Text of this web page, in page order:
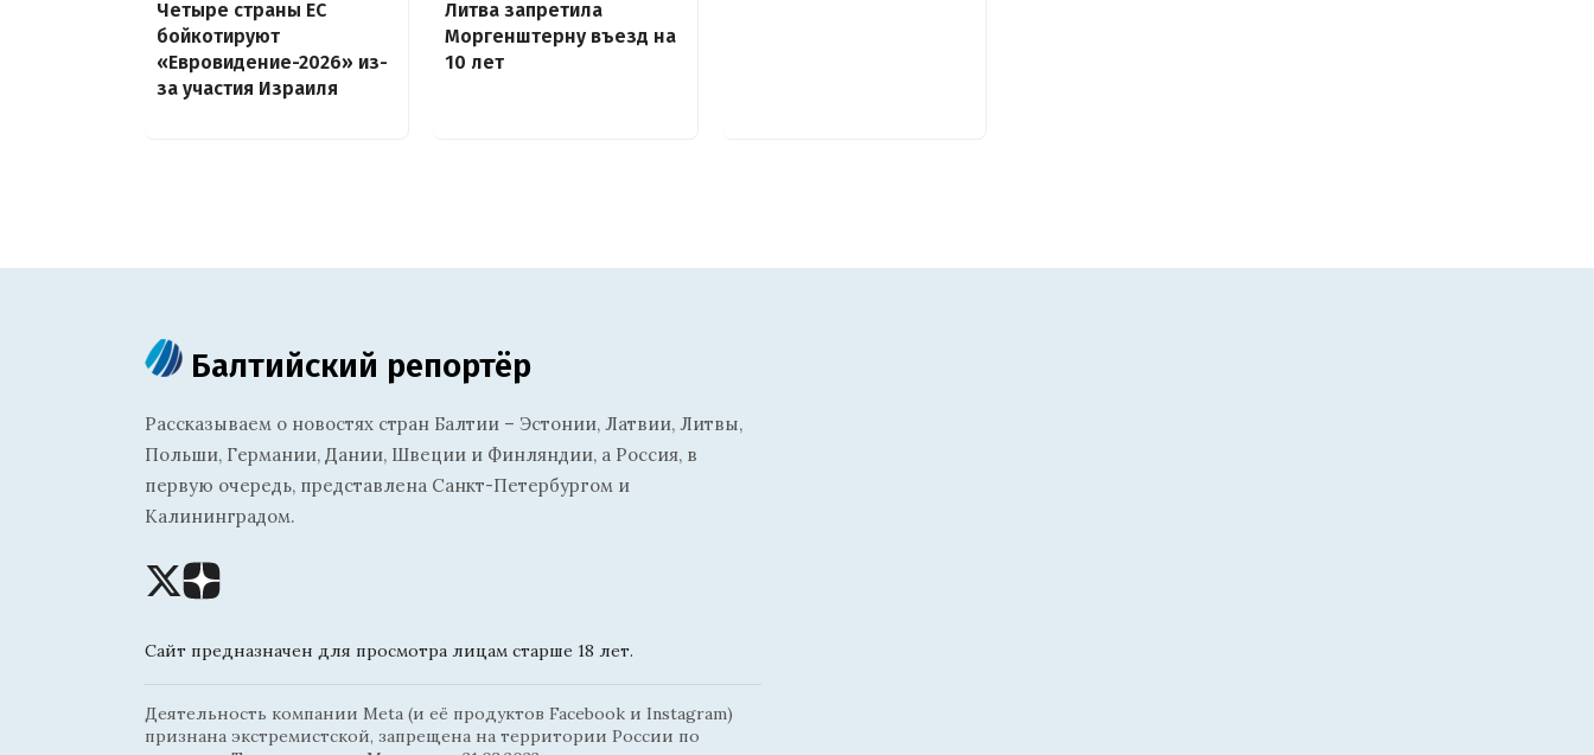
Четыре страны ЕС
бойкотируют
«Евровидение-2026» из-
за участия Израиля
Литва запретила
Моргенштерну въезд на
10 лет
Балтийский репортёр
Рассказываем о новостях стран Балтии – Эстонии, Латвии, Литвы,
Польши, Германии, Дании, Швеции и Финляндии, а Россия, в
первую очередь, представлена Санкт-Петербургом и
Калининградом.
Сайт предназначен для просмотра лицам старше 18 лет.
Деятельность компании Meta (и её продуктов Facebook и Instagram)
признана экстремистской, запрещена на территории России по